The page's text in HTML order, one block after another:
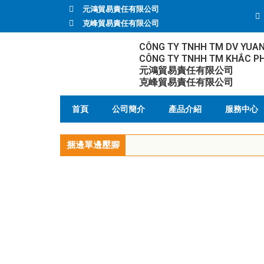
元鴻貿易責任有限公司
克峰貿易責任有限公司
CÔNG TY TNHH TM DV
CÔNG TY TNHH TM KHẮC
元鴻貿易責任有限公司
克峰貿易責任有限公司
首頁 公司簡介 產品介紹 服務中心
捆邊單邊壓腳